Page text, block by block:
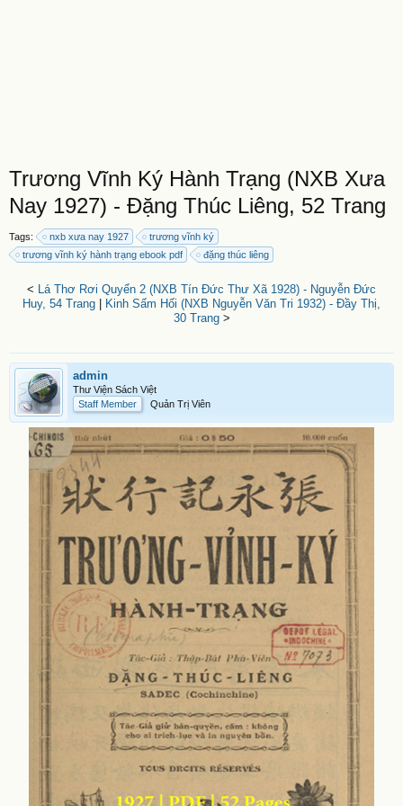
Trương Vĩnh Ký Hành Trạng (NXB Xưa
Nay 1927) - Đặng Thúc Liêng, 52 Trang
Tags: nxb xưa nay 1927
trương vĩnh ký
trương vĩnh ký hành trạng ebook pdf
đặng thúc liêng
< Lá Thơ Rơi Quyển 2 (NXB Tín Đức Thư Xã 1928) - Nguyễn Đức
Huy, 54 Trang
Kinh Sấm Hối (NXB Nguyễn Văn Tri 1932) - Đầy Thị,
30 Trang>
admin
Thư Viện Sách Việt
Staff Member
Quản Trị Viên